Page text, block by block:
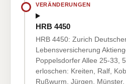
VERÄNDERUNGEN
HRB 4450
HRB 4450: Zurich
Lebensversicherung
Poppelsdorfer Allee 25-33,
erloschen: Kreiten, Ralf,
Rußwurm, Jürgen, Münster,